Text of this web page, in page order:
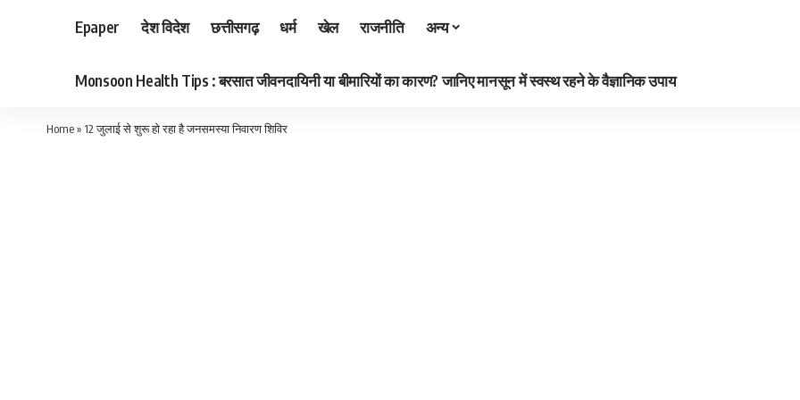
Epaper देश विदेश छत्तीसगढ़ धर्म खेल राजनीति अन्य
Monsoon Health Tips : बरसात जीवनदायिनी या बीमारियों का कारण? जानिए मानसून में स्वस्थ रहने के वैज्ञानिक उपाय
Home» 12 जुलाई से शुरू हो रहा है जनसमस्या निवारण शिविर